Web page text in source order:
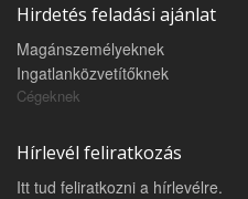
Hirdetés feladási ajánlat
Magánszemélyeknek
Ingatlanközvetítőknek
Cégeknek
Hírlevél feliratkozás
Itt tud feliratkozni a hírlevélre.